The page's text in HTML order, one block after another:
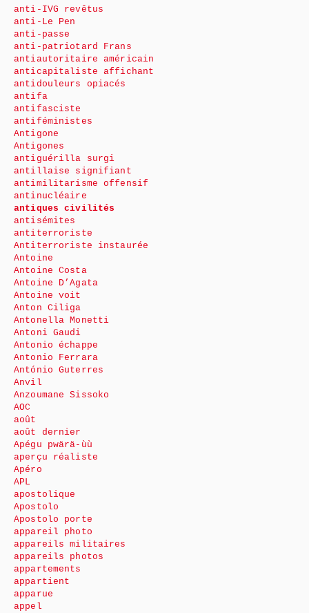
anti-IVG revêtus
anti-Le Pen
anti-passe
anti-patriotard Frans
antiautoritaire américain
anticapitaliste affichant
antidouleurs opiacés
antifa
antifasciste
antiféministes
Antigone
Antigones
antiguérilla surgi
antillaise signifiant
antimilitarisme offensif
antinucléaire
antiques civilités
antisémites
antiterroriste
Antiterroriste instaurée
Antoine
Antoine Costa
Antoine D’Agata
Antoine voit
Anton Ciliga
Antonella Monetti
Antoni Gaudi
Antonio échappe
Antonio Ferrara
António Guterres
Anvil
Anzoumane Sissoko
AOC
août
août dernier
Apégu pwärä-ùù
aperçu réaliste
Apéro
APL
apostolique
Apostolo
Apostolo porte
appareil photo
appareils militaires
appareils photos
appartements
appartient
apparue
appel